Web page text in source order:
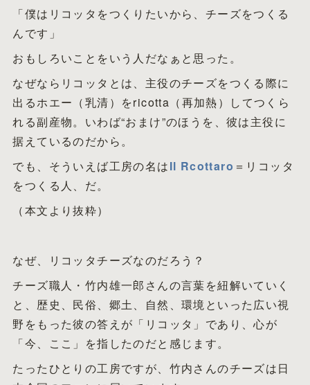
「僕はリコッタをつくりたいから、チーズをつくる
んです」
おもしろいことをいう人だなぁと思った。
なぜならリコッタとは、主役のチーズをつくる際に
出るホエー（乳清）をricotta（再加熱）してつくら
れる副産物。いわば“おまけ”のほうを、彼は主役に
据えているのだから。
でも、そういえば工房の名はIl Rcottaro ＝リコッタ
をつくる人、だ。
（本文より抜粋）
なぜ、リコッタチーズなのだろう？
チーズ職人・竹内雄一郎さんの言葉を紐解いていく
と、歴史、民俗、郷土、自然、環境といった広い視
野をもった彼の答えが「リコッタ」であり、心が
「今、ここ」を指したのだと感じます。
たったひとりの工房ですが、竹内さんのチーズは日